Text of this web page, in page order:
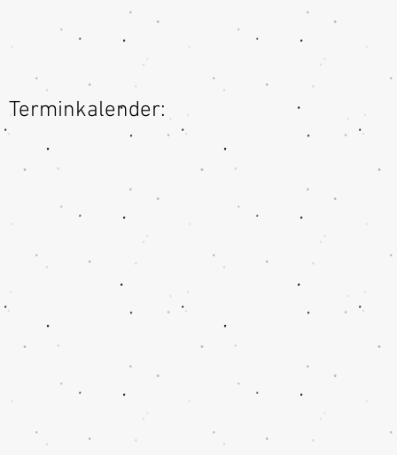
Terminkalender: